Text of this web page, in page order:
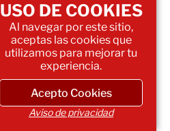
USO DE COOKIES
Al navegar por este sitio,
aceptas las cookies que
utilizamos para mejorar tu
experiencia.
Acepto Cookies
Aviso de privacidad